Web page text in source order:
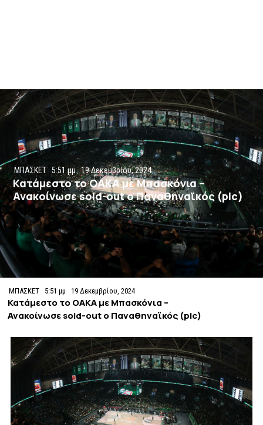
ΜΠΑΣΚΕΤ 5:51 μμ 19 Δεκεμβρίου, 2024
Κατάμεστο το ΟΑΚΑ με Μπασκόνια –
Ανακοίνωσε sold-out ο Παναθηναϊκός (pic)
ΜΠΑΣΚΕΤ 5:51 μμ 19 Δεκεμβρίου, 2024
Κατάμεστο το ΟΑΚΑ με Μπασκόνια –
Ανακοίνωσε sold-out ο Παναθηναϊκός (pic)